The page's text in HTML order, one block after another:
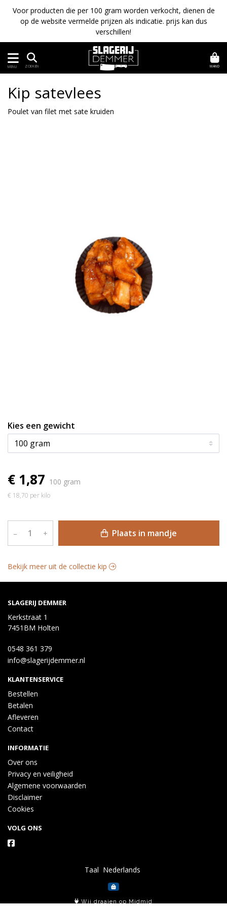
Voor producten die per 100 gram worden verkocht, dienen de
op de website vermelde prijzen als indicatie. prijs kan dus
verschillen!
MENU ZOEKEN MAND
Kip satevlees
Poulet van filet met sate kruiden
Kies een gewicht
€ 1,87 100 gram
€ 18,70 per kilo
– + Plaats in mandje
Bekijk meer uit de collectie kip
SLAGERIJ DEMMER
Kerkstraat 1
7451BM Holten
0548 361 379
info@slagerijdemmer.nl
KLANTENSERVICE
Bestellen
Betalen
Afleveren
Contact
INFORMATIE
Over ons
Privacy en veiligheid
Algemene voorwaarden
Disclaimer
Cookies
VOLG ONS
Taal
Wij draaien op Midmid